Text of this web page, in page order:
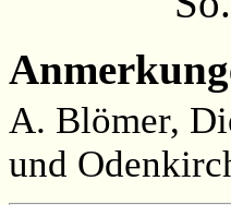
A. Blömer,
und